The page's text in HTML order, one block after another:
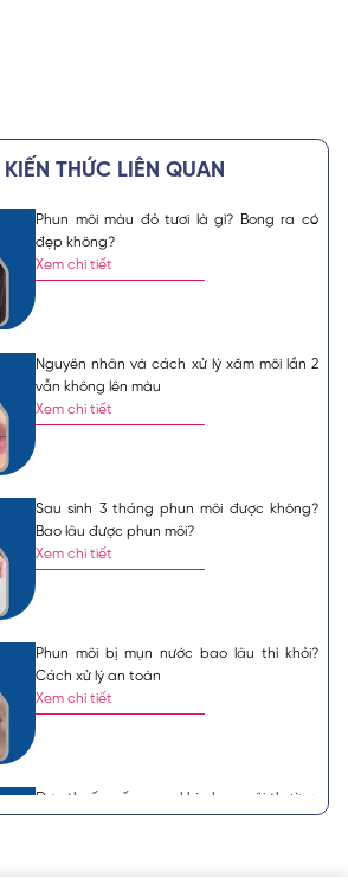
THỨC LIÊN QUAN
Phun môi màu đỏ tươi là gì? Bong ra có
đẹp không?
Xem chi tiết
Nguyên nhân và cách xử lý xăm môi lần 2
vẫn không lên màu
Xem chi tiết
Sau sinh 3 tháng phun môi được không?
Bao lâu được phun môi?
Xem chi tiết
Phun môi bị mụn nước bao lâu thì khỏi?
Cách xử lý an toàn
Xem chi tiết
Đơn thuốc uống sau khi phun môi thường